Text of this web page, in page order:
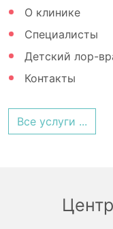
О клинике
Специалисты
Детский лор-
Контакты
Все услуги ...